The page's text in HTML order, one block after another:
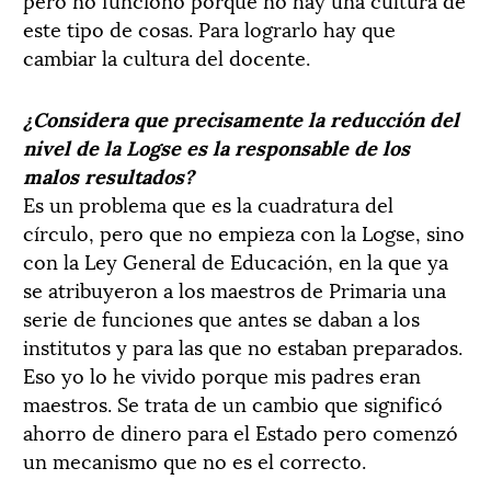
este tipo de cosas. Para lograrlo hay que
cambiar la cultura del docente.
¿Considera que precisamente la reducción del
nivel de la Logse es la responsable de los
malos resultados?
Es un problema que es la cuadratura del
círculo, pero que no empieza con la Logse, sino
con la Ley General de Educación, en la que ya
se atribuyeron a los maestros de Primaria una
serie de funciones que antes se daban a los
institutos y para las que no estaban preparados.
Eso yo lo he vivido porque mis padres eran
maestros. Se trata de un cambio que significó
ahorro de dinero para el Estado pero comenzó
un mecanismo que no es el correcto.